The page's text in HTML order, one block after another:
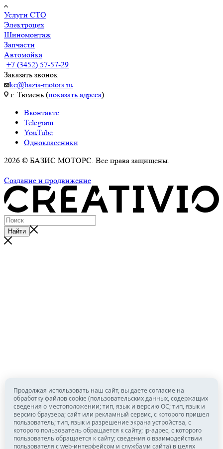
Услуги СТО
Электроцех
Шиномонтаж
Запчасти
Автомойка
+7 (3452) 57-57-29
Заказать звонок
kc@bazis-motors.ru
г. Тюмень (показать адреса)
Вконтакте
Telegram
YouTube
Одноклассники
2026 © БАЗИС МОТОРС. Все права защищены.
Создание и продвижение
Найти
Продолжая использовать наш сайт, вы даете согласие на
обработку файлов cookie (пользовательских данных, содержащих
сведения о местоположении; тип, язык и версию ОС; тип, язык и
версию браузера; сайт или рекламный сервис, с которого пришел
пользователь; тип, язык и разрешение экрана устройства, с
которого пользователь обращается к сайту; ip-адрес, с которого
пользователь обращается к сайту; сведения о взаимодействии
пользователя с web-интерфейсом и службами сайта) в целях